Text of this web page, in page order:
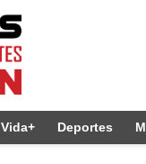
Vida+ Deportes